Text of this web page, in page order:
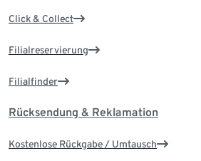
Click & Collect
Filialreservierung
Filialfinder
Rücksendung & Reklamation
Kostenlose Rückgabe / Umtausch